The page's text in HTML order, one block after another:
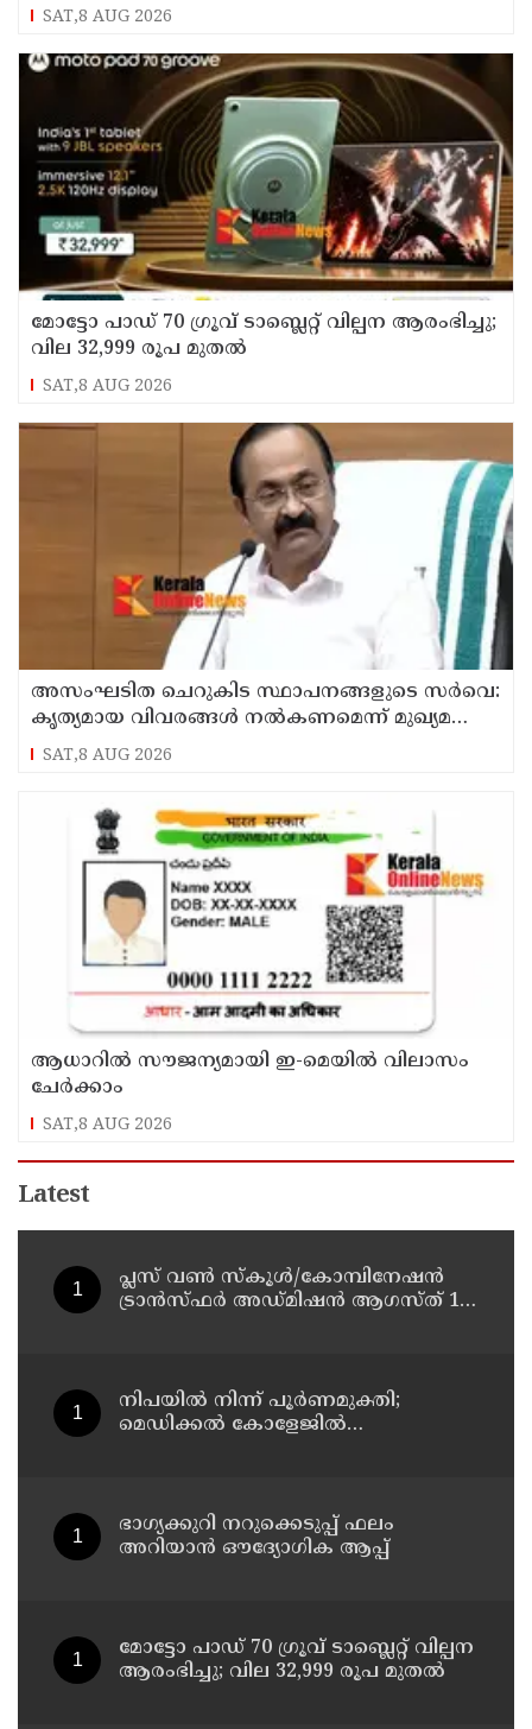
SAT,8 AUG 2026
മോട്ടോ പാഡ് 70 ഗ്രൂവ് ടാബ്ലെറ്റ് വില്പന ആരംഭിച്ചു;
വില 32,999 രൂപ മുതൽ
SAT,8 AUG 2026
അസംഘടിത ചെറുകിട സ്ഥാപനങ്ങളുടെ സർവെ:
കൃത്യമായ വിവരങ്ങൾ നൽകണമെന്ന് മുഖ്യമന്ത്രി
വി ഡി സതീശൻ
SAT,8 AUG 2026
ആധാറിൽ സൗജന്യമായി ഇ-മെയിൽ വിലാസം
ചേർക്കാം
SAT,8 AUG 2026
Latest
പ്ലസ് വൺ സ്‌കൂൾ/കോമ്പിനേഷൻ
ട്രാൻസ്ഫർ അഡ്മിഷൻ ആഗസ്ത് 10,
നിപയിൽ നിന്ന് പൂർണമുക്തി;
മെഡിക്കൽ കോളേജിൽ
ഭാഗ്യക്കുറി നറുക്കെടുപ്പ് ഫലം
അറിയാൻ ഔദ്യോഗിക ആപ്പ്
മോട്ടോ പാഡ് 70 ഗ്രൂവ് ടാബ്ലെറ്റ് വില്പന
ആരംഭിച്ചു; വില 32,999 രൂപ മുതൽ